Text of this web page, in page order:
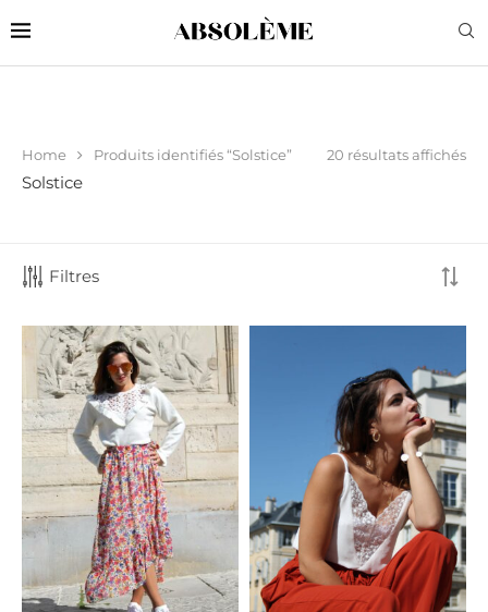
Home Produits identifiés “Solstice” 20 résultats affichés
Solstice
Filtres